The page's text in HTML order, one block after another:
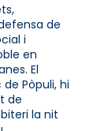
de
i
en
El
Pòpuli, hi
de
la nit